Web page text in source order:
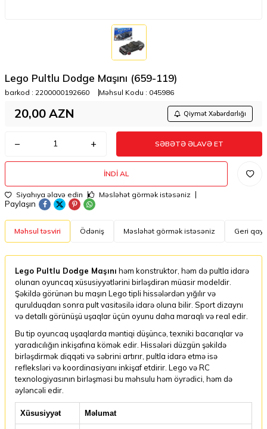
Lego Pultlu Dodge Maşını (659-119)
barkod : 2200000192660 Məhsul Kodu : 045986
20,00 AZN Qiymət Xəbərdarlığı
SƏBƏTƏ ƏLAVƏ ET
İNDI AL
Siyahıya əlavə edin Məsləhət görmək istəsəniz
Paylaşın
Məhsul təsviri Ödəniş Məsləhət görmək istəsəniz Geri
Lego Pultlu Dodge Maşını həm konstruktor, həm də pultla idarə
olunan oyuncaq xüsusiyyətlərini birləşdirən müasir modeldir.
Şəkildə görünən bu maşın Lego tipli hissələrdən yığılır və
qurulduqdan sonra pult vasitəsilə idarə oluna bilir. Sport dizaynı
və detallı görünüşü uşaqlar üçün oyunu daha maraqlı və real edir.
Bu tip oyuncaq uşaqlarda məntiqi düşüncə, texniki bacarıqlar və
yaradıcılığın inkişafına kömək edir. Hissələri düzgün şəkildə
birləşdirmək diqqəti və səbrini artırır, pultla idarə etmə isə
refleksləri və koordinasiyanı inkişaf etdirir. Lego və RC
texnologiyasının birləşməsi bu məhsulu həm öyrədici, həm də
əyləncəli edir.
Xüsusiyyət Məlumat